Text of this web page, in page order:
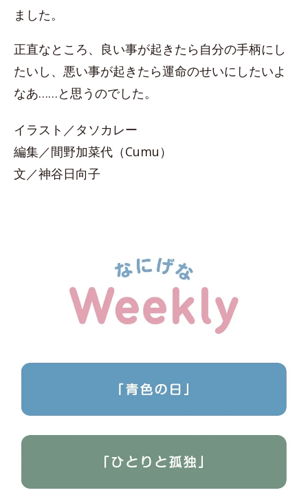
ました。
正直なところ、良い事が起きたら自分の手柄にし
たいし、悪い事が起きたら運命のせいにしたいよ
なあ……と思うのでした。
イラスト／タソカレー
編集／間野加菜代（Cumu）
文／神谷日向子